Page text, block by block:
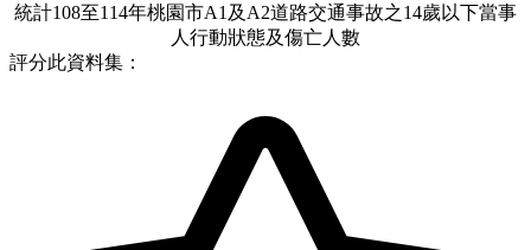
統計108至114年桃園市A1及A2道路交通事故之14歲以下當事
人行動狀態及傷亡人數
評分此資料集：